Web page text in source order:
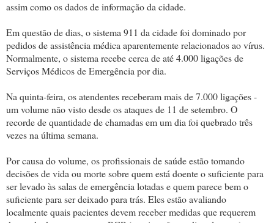
assim como os dados de informação da cidade.
Em questão de dias, o sistema 911 da cidade foi dominado por
pedidos de assistência médica aparentemente relacionados ao vírus.
Normalmente, o sistema recebe cerca de até 4.000 ligações de
Serviços Médicos de Emergência por dia.
Na quinta-feira, os atendentes receberam mais de 7.000 ligações -
um volume não visto desde os ataques de 11 de setembro. O
recorde de quantidade de chamadas em um dia foi quebrado três
vezes na última semana.
Por causa do volume, os profissionais de saúde estão tomando
decisões de vida ou morte sobre quem está doente o suficiente para
ser levado às salas de emergência lotadas e quem parece bem o
suficiente para ser deixado para trás. Eles estão avaliando
localmente quais pacientes devem receber medidas que requerem